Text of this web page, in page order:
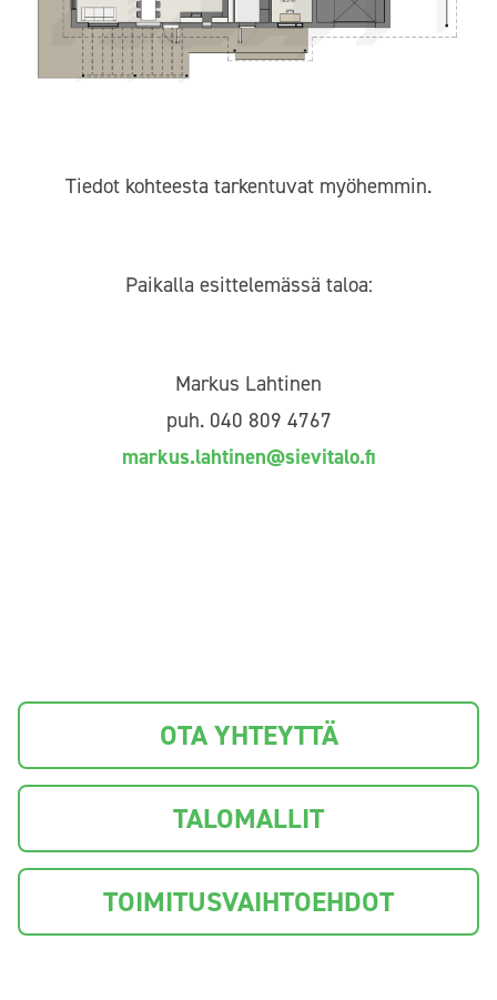
Tiedot kohteesta tarkentuvat myöhemmin.
Paikalla esittelemässä taloa:
Markus Lahtinen
puh. 040 809 4767
markus.lahtinen@sievitalo.fi
OTA YHTEYTTÄ
TALOMALLIT
TOIMITUSVAIHTOEHDOT